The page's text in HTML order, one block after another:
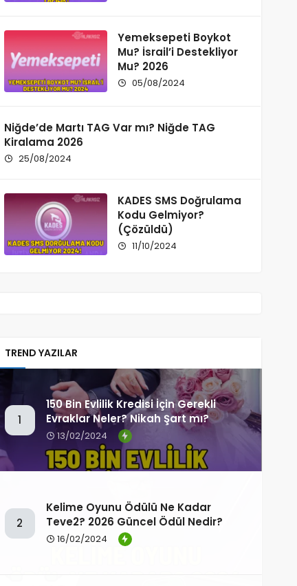
Yemeksepeti Boykot
Mu? İsrail’i Destekliyor
Mu? 2026
05/08/2024
Niğde’de Martı TAG Var mı? Niğde TAG
Kiralama 2026
25/08/2024
KADES SMS Doğrulama
Kodu Gelmiyor?
(Çözüldü)
11/10/2024
TREND YAZILAR
1
150 Bin Evlilik Kredisi İçin Gerekli
Evraklar Neler? Nikah Şart mı?
13/02/2024
2
Kelime Oyunu Ödülü Ne Kadar
Teve2? 2026 Güncel Ödül Nedir?
16/02/2024